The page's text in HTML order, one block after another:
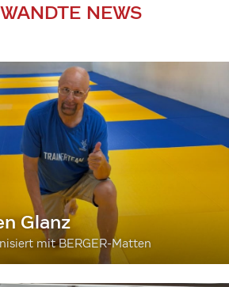
NEWS
Glanz
mit BERGER-Matten